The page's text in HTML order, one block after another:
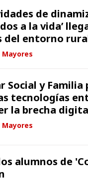
de
a la vida’
del entorno
Mayores
Social y
tecnologías
la brecha
Mayores
alumnos de